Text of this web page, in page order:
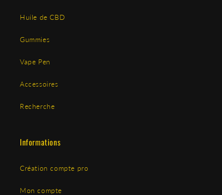
Huile de CBD
Gummies
Vape Pen
Accessoires
Recherche
Informations
Création compte pro
Mon compte